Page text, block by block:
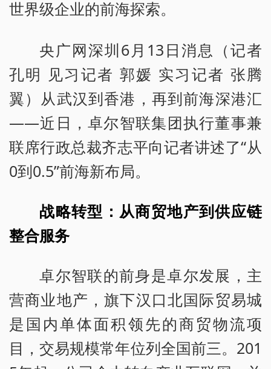
世界级企业的前海探索。
央广网深圳6月13日消息（记者
孔明 见习记者 郭媛 实习记者 张腾
翼）从武汉到香港，再到前海深港汇
——近日，卓尔智联集团执行董事兼
联席行政总裁齐志平向记者讲述了“从
0到0.5”前海新布局。
战略转型：从商贸地产到供应链
整合服务
卓尔智联的前身是卓尔发展，主
营商业地产，旗下汉口北国际贸易城
是国内单体面积领先的商贸物流项
目，交易规模常年位列全国前三。201